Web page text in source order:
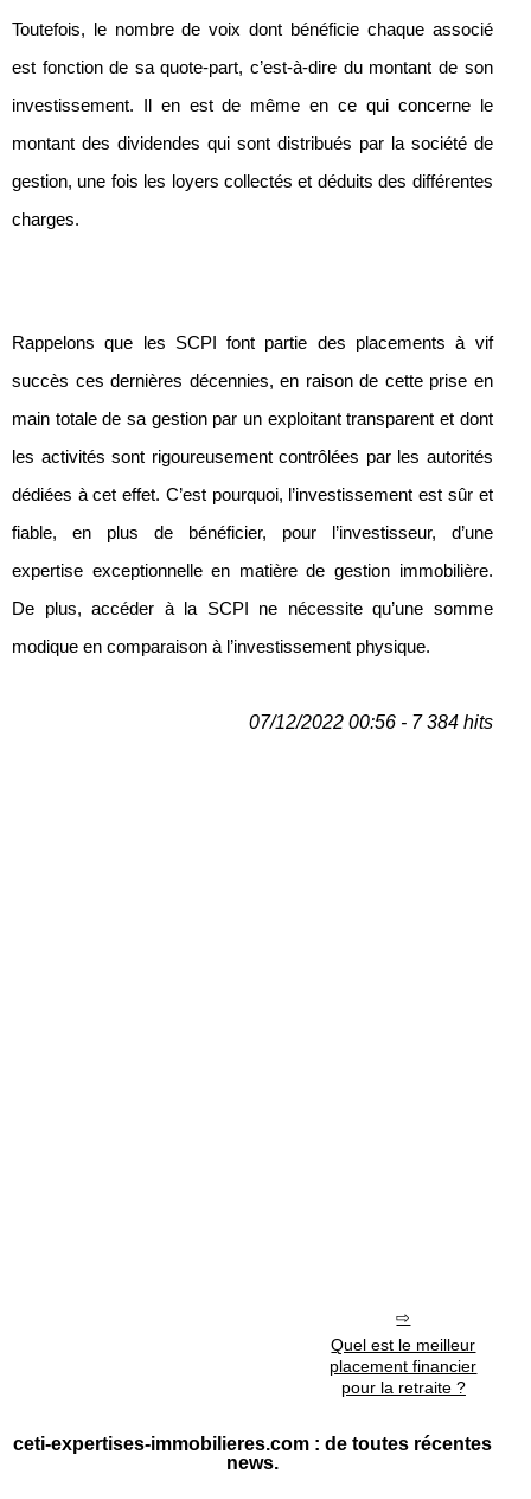
Toutefois, le nombre de voix dont bénéficie chaque associé
est fonction de sa quote-part, c’est-à-dire du montant de son
investissement. Il en est de même en ce qui concerne le
montant des dividendes qui sont distribués par la société de
gestion, une fois les loyers collectés et déduits des différentes
charges.
Rappelons que les SCPI font partie des placements à vif
succès ces dernières décennies, en raison de cette prise en
main totale de sa gestion par un exploitant transparent et dont
les activités sont rigoureusement contrôlées par les autorités
dédiées à cet effet. C’est pourquoi, l’investissement est sûr et
fiable, en plus de bénéficier, pour l’investisseur, d’une
expertise exceptionnelle en matière de gestion immobilière.
De plus, accéder à la SCPI ne nécessite qu’une somme
modique en comparaison à l’investissement physique.
07/12/2022 00:56 - 7 384 hits
Quel est le meilleur
placement financier
pour la retraite ?
ceti-expertises-immobilieres.com : de toutes récentes
news.